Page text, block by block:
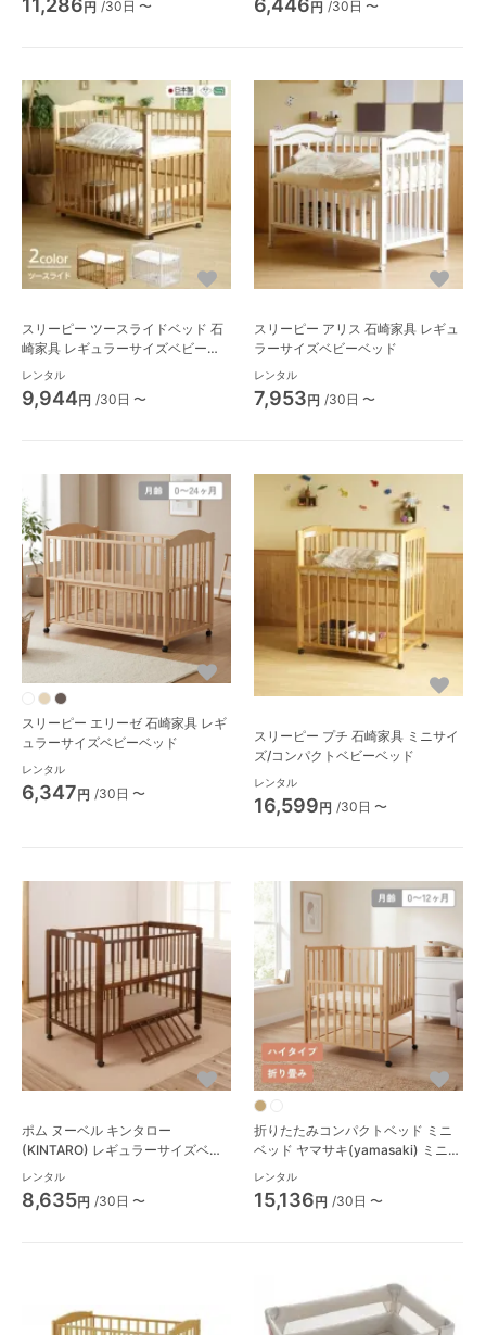
円 /30日 〜 円 /30日 〜
スリーピー ツースライドベッド 石
崎家具 レギュラーサイズベビーベ
ッド
レンタル
9,944円 /30日 〜
スリーピー アリス 石崎家具 レギュ
ラーサイズベビーベッド
レンタル
7,953円 /30日 〜
スリーピー エリーゼ 石崎家具 レギ
ュラーサイズベビーベッド
レンタル
6,347円 /30日 〜
スリーピー プチ 石崎家具 ミニサイ
ズ/コンパクトベビーベッド
レンタル
16,599円 /30日 〜
ポム ヌーベル キンタロー
(KINTARO) レギュラーサイズベビ
ーベッド
レンタル
8,635円 /30日 〜
折りたたみコンパクトベッド ミニ
ベッド ヤマサキ(yamasaki) ミニサ
イズ/コンパクトベビーベッド
R003
レンタル
15,136円 /30日 〜